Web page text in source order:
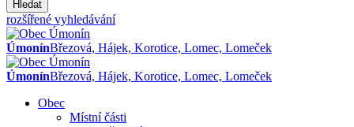
Hledat
rozšířené vyhledávání
ÚmonínBřezová, Hájek, Korotice, Lomec, Lomeček
ÚmonínBřezová, Hájek, Korotice, Lomec, Lomeček
Obec
Místní části